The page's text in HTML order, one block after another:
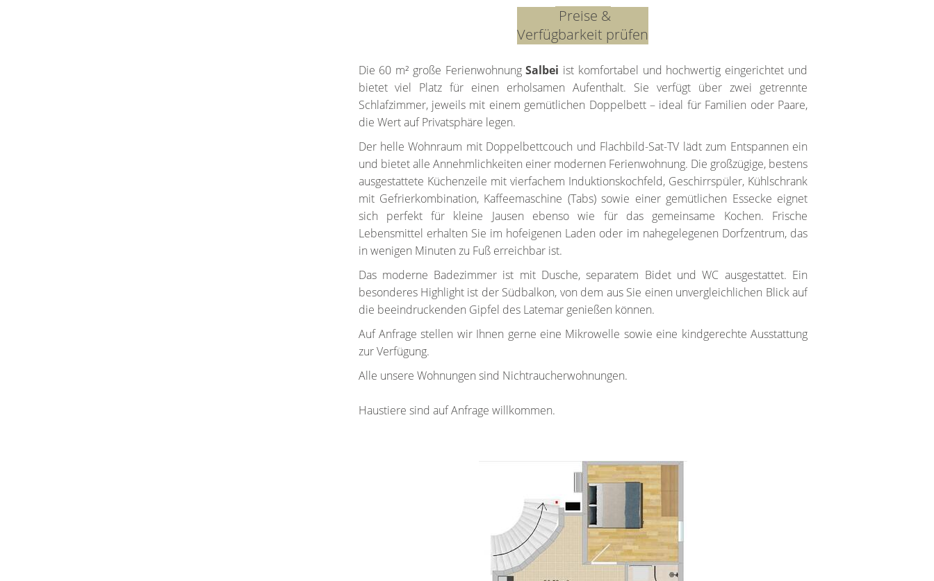
Preise &
Verfügbarkeit prüfen
Die 60 m² große FerienwohnungSalbei ist komfortabel und hochwertig eingerichtet und
bietet viel Platz für einen erholsamen Aufenthalt. Sie verfügt über zwei getrennte
Schlafzimmer, jeweils mit einem gemütlichen Doppelbett – ideal für Familien oder Paare,
die Wert auf Privatsphäre legen.
Der helle Wohnraum mit Doppelbettcouch und Flachbild-Sat-TV lädt zum Entspannen ein
und bietet alle Annehmlichkeiten einer modernen Ferienwohnung. Die großzügige, bestens
ausgestattete Küchenzeile mit vierfachem Induktionskochfeld, Geschirrspüler, Kühlschrank
mit Gefrierkombination, Kaffeemaschine (Tabs) sowie einer gemütlichen Essecke eignet
sich perfekt für kleine Jausen ebenso wie für das gemeinsame Kochen. Frische
Lebensmittel erhalten Sie im hofeigenen Laden oder im nahegelegenen Dorfzentrum, das
in wenigen Minuten zu Fuß erreichbar ist.
Das moderne Badezimmer ist mit Dusche, separatem Bidet und WC ausgestattet. Ein
besonderes Highlight ist der Südbalkon, von dem aus Sie einen unvergleichlichen Blick auf
die beeindruckenden Gipfel des Latemar genießen können.
Auf Anfrage stellen wir Ihnen gerne eine Mikrowelle sowie eine kindgerechte Ausstattung
zur Verfügung.
Alle unsere Wohnungen sind Nichtraucherwohnungen.
Haustiere sind auf Anfrage willkommen.